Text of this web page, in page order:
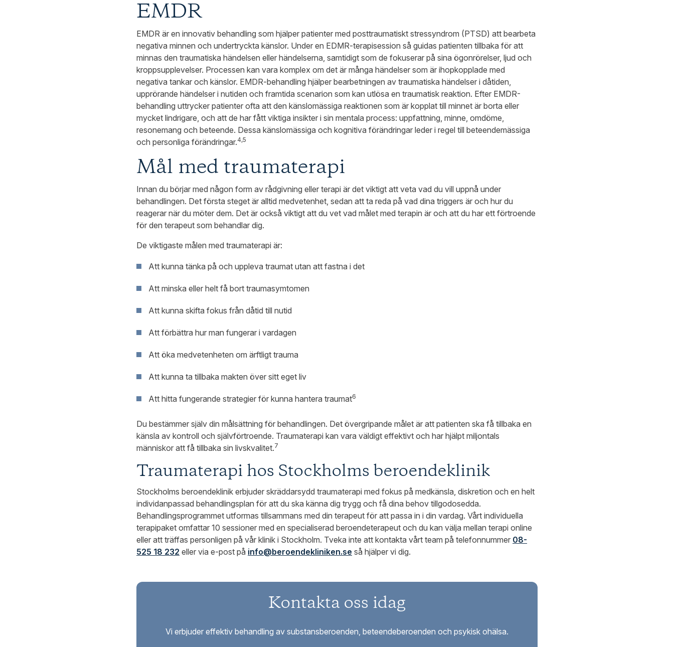
EMDR
EMDR är en innovativ behandling som hjälper patienter med posttraumatiskt stressyndrom (PTSD) att bearbeta
negativa minnen och undertryckta känslor. Under en EDMR-terapisession så guidas patienten tillbaka för att
minnas den traumatiska händelsen eller händelserna, samtidigt som de fokuserar på sina ögonrörelser, ljud och
kroppsupplevelser. Processen kan vara komplex om det är många händelser som är ihopkopplade med
negativa tankar och känslor. EMDR-behandling hjälper bearbetningen av traumatiska händelser i dåtiden,
upprörande händelser i nutiden och framtida scenarion som kan utlösa en traumatisk reaktion. Efter EMDR-
behandling uttrycker patienter ofta att den känslomässiga reaktionen som är kopplat till minnet är borta eller
mycket lindrigare, och att de har fått viktiga insikter i sin mentala process: uppfattning, minne, omdöme,
resonemang och beteende. Dessa känslomässiga och kognitiva förändringar leder i regel till beteendemässiga
och personliga förändringar.4,5
Mål med traumaterapi
Innan du börjar med någon form av rådgivning eller terapi är det viktigt att veta vad du vill uppnå under
behandlingen. Det första steget är alltid medvetenhet, sedan att ta reda på vad dina triggers är och hur du
reagerar när du möter dem. Det är också viktigt att du vet vad målet med terapin är och att du har ett förtroende
för den terapeut som behandlar dig.
De viktigaste målen med traumaterapi är:
Att kunna tänka på och uppleva traumat utan att fastna i det
Att minska eller helt få bort traumasymtomen
Att kunna skifta fokus från dåtid till nutid
Att förbättra hur man fungerar i vardagen
Att öka medvetenheten om ärftligt trauma
Att kunna ta tillbaka makten över sitt eget liv
Att hitta fungerande strategier för kunna hantera traumat6
Du bestämmer själv din målsättning för behandlingen. Det övergripande målet är att patienten ska få tillbaka en
känsla av kontroll och självförtroende. Traumaterapi kan vara väldigt effektivt och har hjälpt miljontals
människor att få tillbaka sin livskvalitet.7
Traumaterapi hos Stockholms beroendeklinik
Stockholms beroendeklinik erbjuder skräddarsydd traumaterapi med fokus på medkänsla, diskretion och en helt
individanpassad behandlingsplan för att du ska känna dig trygg och få dina behov tillgodosedda.
Behandlingsprogrammet utformas tillsammans med din terapeut för att passa in i din vardag. Vårt individuella
terapipaket omfattar 10 sessioner med en specialiserad beroendeterapeut och du kan välja mellan terapi online
eller att träffas personligen på vår klinik i Stockholm. Tveka inte att kontakta vårt team på telefonnummer 08-
525 18 232 eller via e-post på info@beroendekliniken.se så hjälper vi dig.
Kontakta oss idag
Vi erbjuder effektiv behandling av substansberoenden, beteendeberoenden och psykisk ohälsa.